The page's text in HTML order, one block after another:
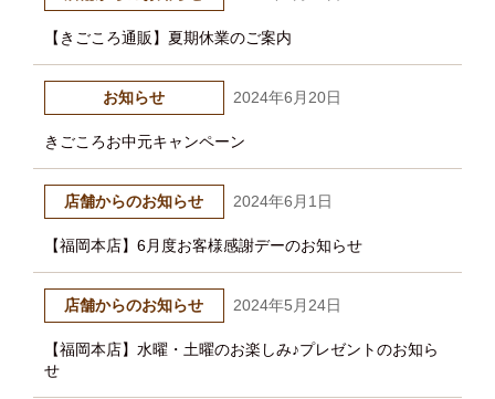
【きごころ通販】夏期休業のご案内
お知らせ 2024年6月20日
きごころお中元キャンペーン
店舗からのお知らせ 2024年6月1日
【福岡本店】6月度お客様感謝デーのお知らせ
店舗からのお知らせ 2024年5月24日
【福岡本店】水曜・土曜のお楽しみ♪プレゼントのお知ら
せ